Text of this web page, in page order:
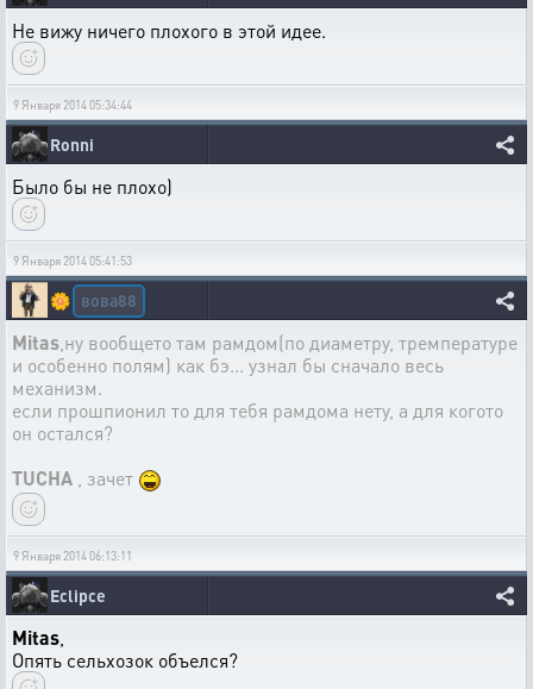
Не вижу ничего плохого в этой идее.
9 Января 2014 05:34:44
Ronni
Было бы не плохо)
9 Января 2014 05:41:53
🌼 вова88
Mitas ,ну вообщето там рамдом(по диаметру, тремпературе
и особенно полям) как бэ... узнал бы сначало весь
механизм.
если прошпионил то для тебя рамдома нету, а для когото
он остался?
TUCHA
, зачет
9 Января 2014 06:13:11
Eclipce
Mitas
Опять сельхозок объелся?